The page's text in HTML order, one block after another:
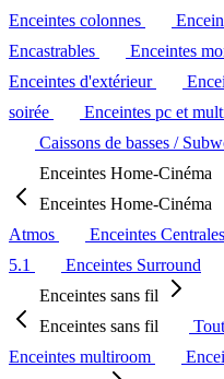
Enceintes colonnes
Encastrables
Enceintes
Enceintes d'extérieur
soirée
Enceintes pc et
Caissons de basses /
Enceintes Home-Cinéma
Enceintes Home-Cinéma
Atmos
Enceintes Centrales
5.1
Enceintes Surround
Enceintes sans fil
Enceintes sans fil
Enceintes multiroom